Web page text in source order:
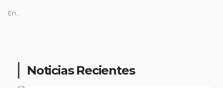
En...
Noticias Recientes